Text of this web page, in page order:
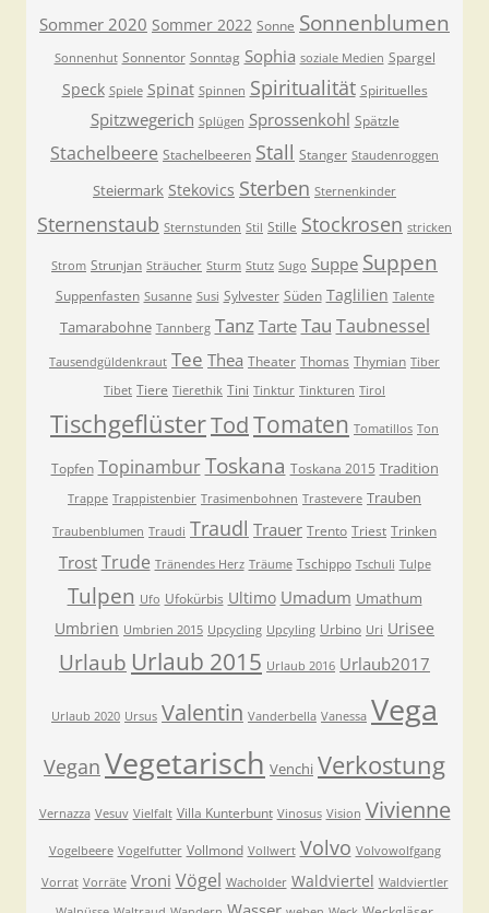
Sommer 2020 Sommer 2022 Sonne Sonnenblumen
Sonnenhut Sonnentor Sonntag Sophia soziale Medien Spargel
Speck Spiele Spinat Spinnen Spiritualität Spirituelles
Spitzwegerich Splügen Sprossenkohl Spätzle
Stachelbeere Stachelbeeren Stall Stanger Staudenroggen
Steiermark Stekovics Sterben Sternenkinder
Sternenstaub Sternstunden Stil Stille Stockrosen stricken
Strom Strunjan Sträucher Sturm Stutz Sugo Suppe Suppen
Suppenfasten Susanne Susi Sylvester Süden Taglilien Talente
Tamarabohne Tannberg Tanz Tarte Tau Taubnessel
Tausendgüldenkraut Tee Thea Theater Thomas Thymian Tiber
Tibet Tiere Tierethik Tini Tinktur Tinkturen Tirol
TischgeflüsterTodTomaten Tomatillos Ton
Topfen Topinambur Toskana Toskana 2015 Tradition
Trappe Trappistenbier Trasimenbohnen Trastevere Trauben
Traubenblumen Traudi Traudl Trauer Trento Triest Trinken
Trost Trude Tränendes Herz Träume Tschippo Tschuli Tulpe
Tulpen Ufo Ufokürbis Ultimo Umadum Umathum
Umbrien Umbrien 2015 Upcycling Upcyling Urbino Uri Urisee
Urlaub Urlaub 2015 Urlaub 2016 Urlaub2017
Urlaub 2020 Ursus Valentin Vanderbella Vanessa Vega
Vegan Vegetarisch Venchi Verkostung
Vernazza Vesuv Vielfalt Villa Kunterbunt Vinosus Vision Vivienne
Vogelbeere Vogelfutter Vollmond Vollwert Volvo Volvowolfgang
Vorrat Vorräte Vroni Vögel Wacholder Waldviertel Waldviertler